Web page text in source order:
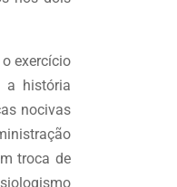
exercício
a história
nocivas
troca de